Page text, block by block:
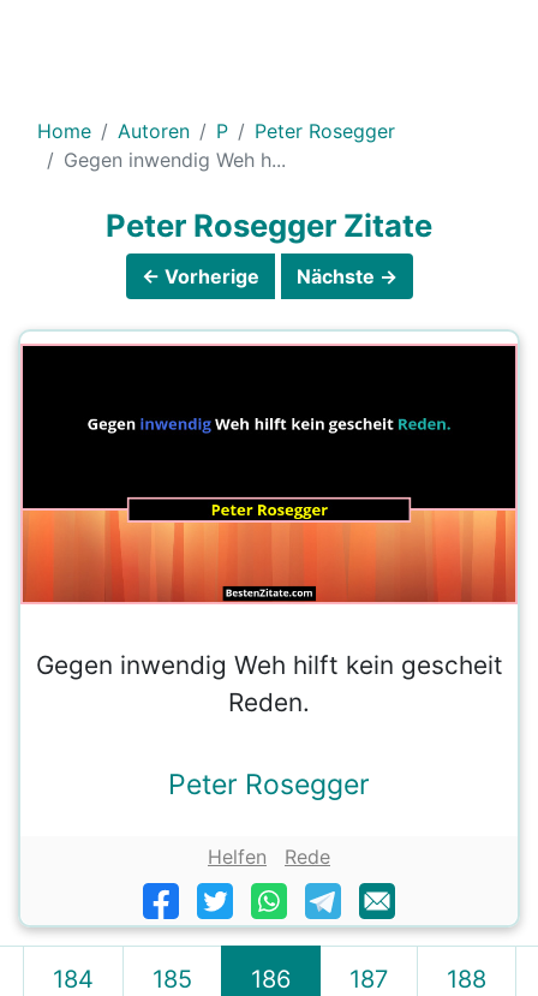
Home Autoren P
Peter Rosegger
Gegen inwendig Weh h...
Peter Rosegger Zitate
← Vorherige Nächste →
Gegen inwendig Weh hilft kein gescheit
Reden.
Peter Rosegger
Helfen Rede
184 185 186 187 188